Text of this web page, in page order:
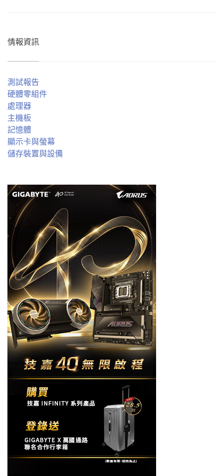
情報資訊
測試報告
硬體零組件
處理器
主機板
記憶體
顯示卡與螢幕
儲存裝置與設備